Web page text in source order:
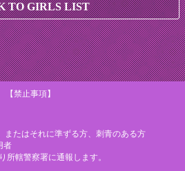
TO GIRLS LIST
【禁止事項】
またはそれに準ずる方、刺青のある方
者
轄警察署に通報します。